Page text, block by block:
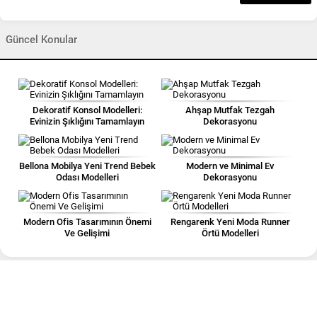
Güncel Konular
Dekoratif Konsol Modelleri:
Evinizin Şıklığını Tamamlayın
Ahşap Mutfak Tezgah
Dekorasyonu
Bellona Mobilya Yeni Trend Bebek
Odası Modelleri
Modern ve Minimal Ev
Dekorasyonu
Modern Ofis Tasarımının Önemi
Ve Gelişimi
Rengarenk Yeni Moda Runner
Örtü Modelleri